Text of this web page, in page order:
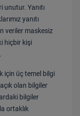
Yanıtı
yanıtı
veriler maskesiz
hiçbir kişi
için üç temel bilgi
olan bilgiler
bilgiler
ortaklık